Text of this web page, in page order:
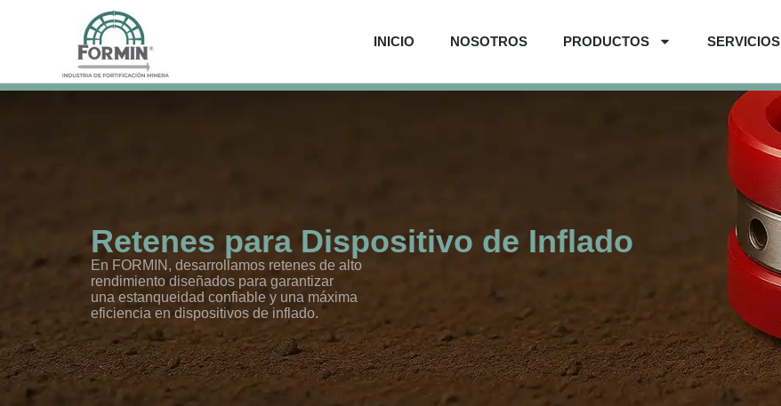
INICIO NOSOTROS PRODUCTOS SERVICIOS
Retenes para Dispositivo de Inflado
En FORMIN, desarrollamos retenes de alto
rendimiento diseñados para garantizar
una estanqueidad confiable y una máxima
eficiencia en dispositivos de inflado.